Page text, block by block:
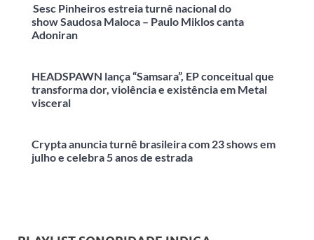
Sesc Pinheiros estreia turnê nacional do
show Saudosa Maloca – Paulo Miklos canta
Adoniran
HEADSPAWN lança “Samsara”, EP conceitual que
transforma dor, violência e existência em Metal
visceral
Crypta anuncia turnê brasileira com 23 shows em
julho e celebra 5 anos de estrada